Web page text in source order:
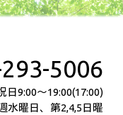
5006
日9:00～19:00(17:00)
水曜日、第2,4,5日曜